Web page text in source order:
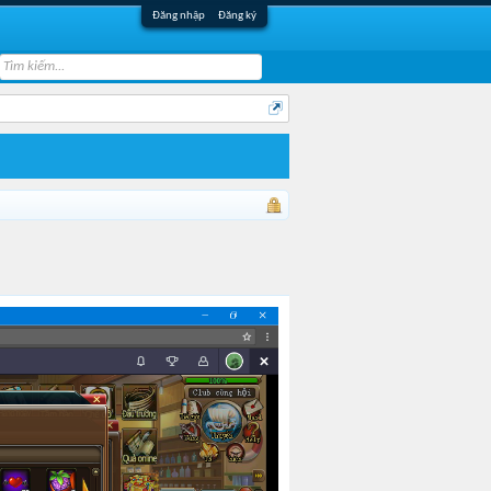
Đăng nhập Đăng ký